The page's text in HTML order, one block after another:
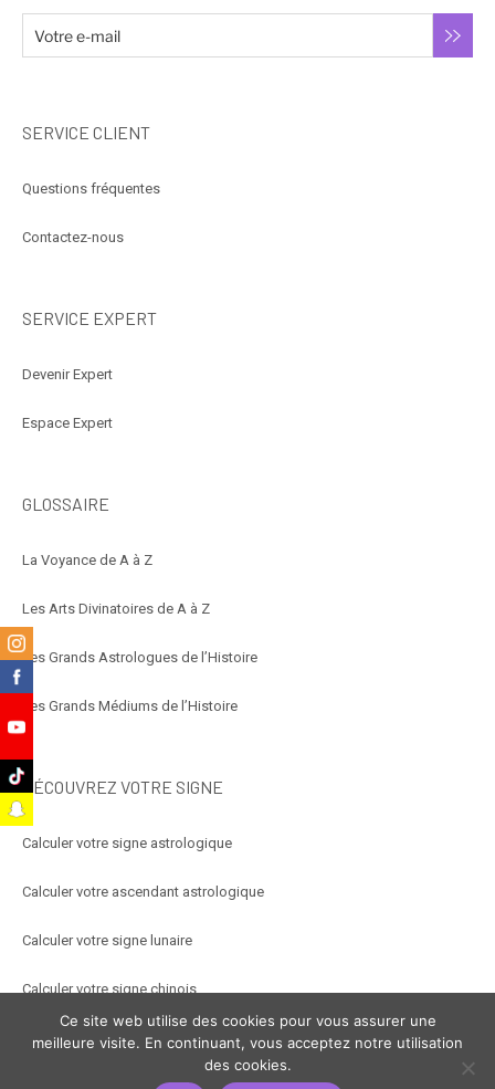
SERVICE CLIENT
Questions fréquentes
Contactez-nous
SERVICE EXPERT
Devenir Expert
Espace Expert
GLOSSAIRE
La Voyance de A à Z
Les Arts Divinatoires de A à Z
Les Grands Astrologues de l’Histoire
Les Grands Médiums de l’Histoire
DÉCOUVREZ VOTRE SIGNE
Calculer votre signe astrologique
Calculer votre ascendant astrologique
Calculer votre signe lunaire
Calculer votre signe chinois
Calculer votre signe arabe
Ce site web utilise des cookies pour vous assurer une
meilleure visite. En continuant, vous acceptez notre utilisation
des cookies.